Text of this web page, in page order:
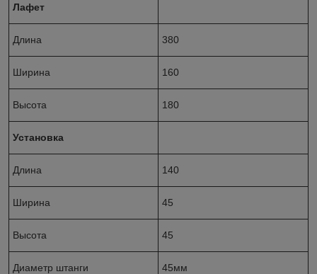
Лафет
Длина 380
Ширина 160
Высота 180
Установка
Длина 140
Ширина 45
Высота 45
Диаметр штанги 45мм